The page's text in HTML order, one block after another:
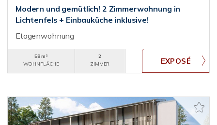
Modern und gemütlich! 2 Zimmerwohnung in
Lichtenfels + Einbauküche inklusive!
Etagenwohnung
58 m²
WOHNFLÄCHE
2
ZIMMER